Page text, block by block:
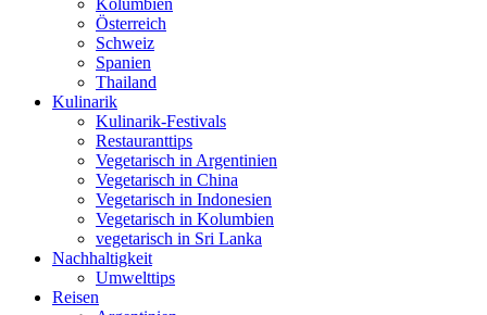
Kolumbien
Österreich
Schweiz
Spanien
Thailand
Kulinarik
Kulinarik-Festivals
Restauranttips
Vegetarisch in Argentinien
Vegetarisch in China
Vegetarisch in Indonesien
Vegetarisch in Kolumbien
vegetarisch in Sri Lanka
Nachhaltigkeit
Umwelttips
Reisen